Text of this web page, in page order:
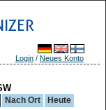
Login / Neues Konto
Nach Ort
Heute